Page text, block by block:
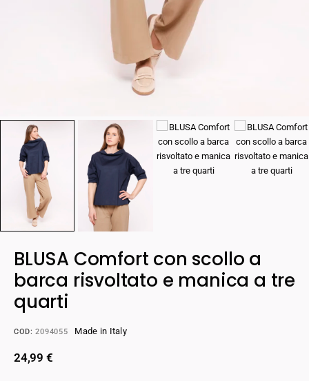
BLUSA Comfort con scollo a
barca risvoltato e manica a tre
quarti
COD:2094055 Made in Italy
24,99 €